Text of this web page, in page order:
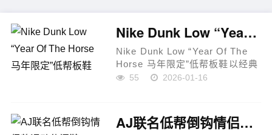
Nike Dunk Low “Year Of The Horse 马年限定”低帮板鞋
Nike Dunk Low “Year Of The
Horse 马年限定”低帮板鞋以经典
Dunk Low 轮廓为基础，融入“马
性。鞋款采用低帮造型，利落...
55 2026-01-16
AJ联名低帮倒钩情侣款运动休闲鞋